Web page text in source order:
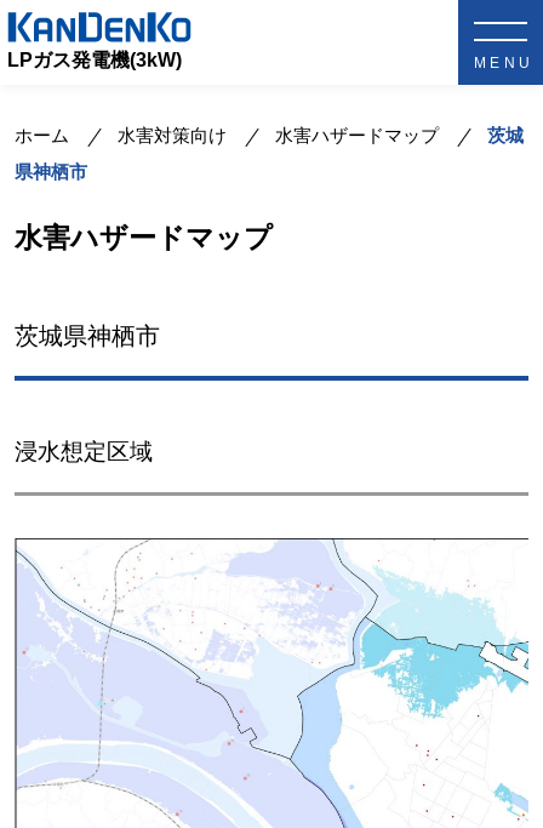
LPガス発電機(3kW)
ホーム 水害対策向け 水害ハザードマップ
茨城
県神栖市
水害ハザードマップ
茨城県神栖市
浸水想定区域